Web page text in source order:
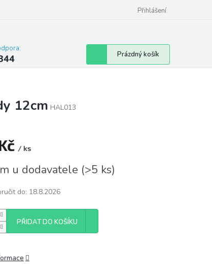
Přihlášení
Nákupní
košík
Prázdný košík
12cm HAL013
/ ks
u dodavatele (>5 ks)
do: 18.8.2026
PŘIDAT DO KOŠÍKU